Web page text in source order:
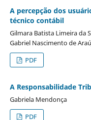
A percepção dos
técnico contábil
Gilmara Batista Limeira da
Gabriel Nascimento de
PDF
A Responsabilidade
Gabriela Mendonça
PDF